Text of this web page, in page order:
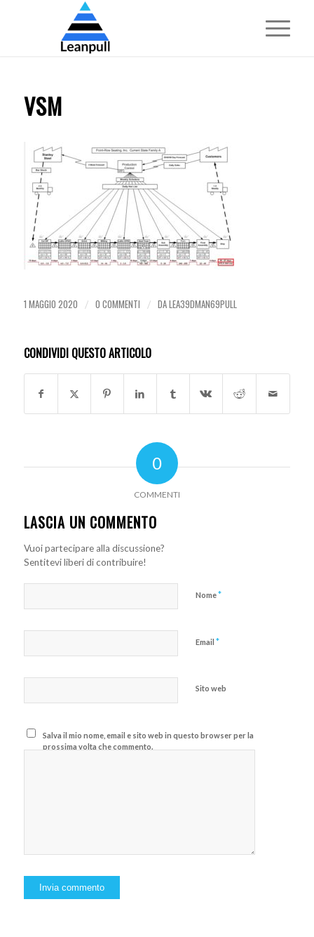
VSM
1 MAGGIO 2020 / 0 COMMENTI / DALEA39DMAN69PULL
CONDIVIDI QUESTO ARTICOLO
0
COMMENTI
LASCIA UN COMMENTO
Vuoi partecipare alla discussione?
Sentitevi liberi di contribuire!
Nome*
Email *
Sito web
Salva il mio nome, email e sito web in questo browser per la
prossima volta che commento.